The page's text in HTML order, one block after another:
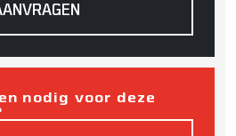
nodig voor deze